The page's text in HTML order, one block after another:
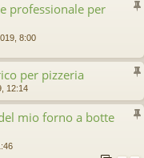
professionale per
8:00
per pizzeria
12:14
mio forno a botte